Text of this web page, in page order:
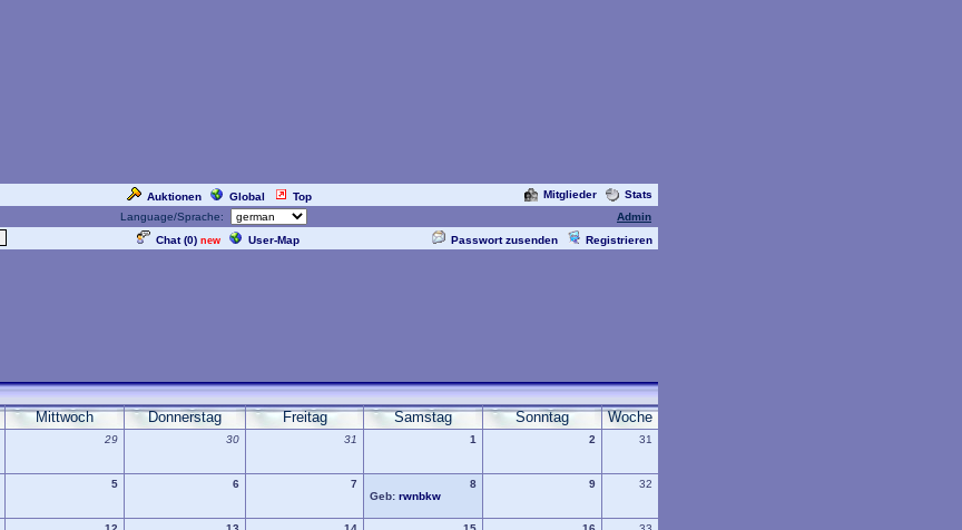
Auktionen Global Top Mitglieder
Stats
Language/Sprache:
Admin
Chat (0) new User-Map Passwort zusenden Registrieren
Mittwoch Donnerstag Freitag Samstag Sonntag Woche
29 30 31 1 2 31
5 6 7
8
Geb: rwnbkw
9 32